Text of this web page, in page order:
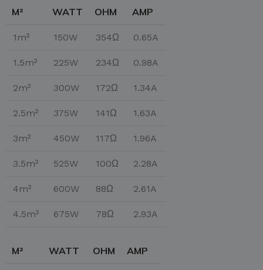
M² WATT OHM AMP
1m² 150W 354Ω 0.65A
1.5m² 225W 234Ω 0.98A
2m² 300W 172Ω 1.34A
2.5m² 375W 141Ω 1.63A
3m² 450W 117Ω 1.96A
3.5m² 525W 100Ω 2.28A
4m² 600W 88Ω 2.61A
4.5m² 675W 78Ω 2.93A
M² WATT OHM AMP